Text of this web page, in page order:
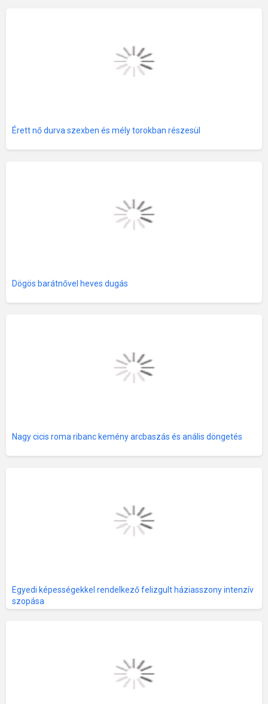
Érett nő durva szexben és mély torokban részesül
Dögös barátnővel heves dugás
Nagy cicis roma ribanc kemény arcbaszás és anális döngetés
Egyedi képességekkel rendelkező felizgult háziasszony intenzív
szopása